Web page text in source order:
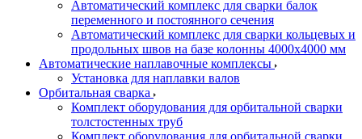
Автоматический комплекс для сварки балок
переменного и постоянного сечения
Автоматический комплекс для сварки кольцевых и
продольных швов на базе колонны 4000x4000 мм
Автоматические наплавочные комплексы
Установка для наплавки валов
Орбитальная сварка
Комплект оборудования для орбитальной сварки
толстостенных труб
Комплект оборудования для орбитальной сварки